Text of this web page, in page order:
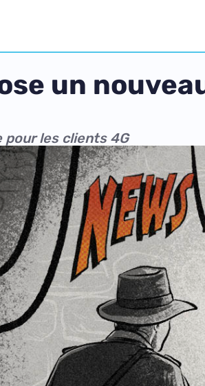
un
pour les clients 4G